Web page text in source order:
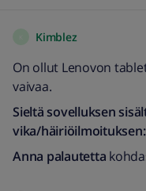
Kimblez
On ollut Lenovon
vaivaa.
Sieltä sovelluksen
vika/häiriöilmoituksen:
Anna palautetta